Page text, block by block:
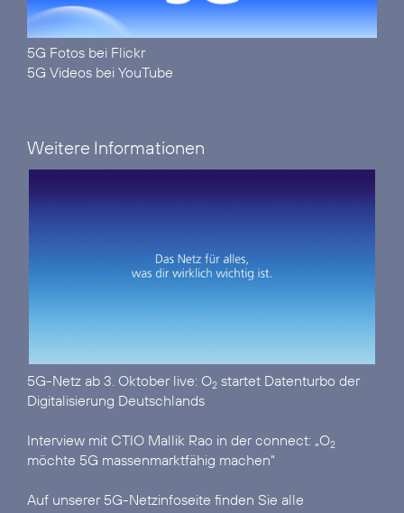
5G Fotos bei Flickr
5G Videos bei YouTube
Weitere Informationen
5G-Netz ab 3. Oktober live: O2 startet Datenturbo der
Digitalisierung Deutschlands
Interview mit CTIO Mallik Rao in der connect: „O2
möchte 5G massenmarktfähig machen“
Auf unserer 5G-Netzinfoseite finden Sie alle